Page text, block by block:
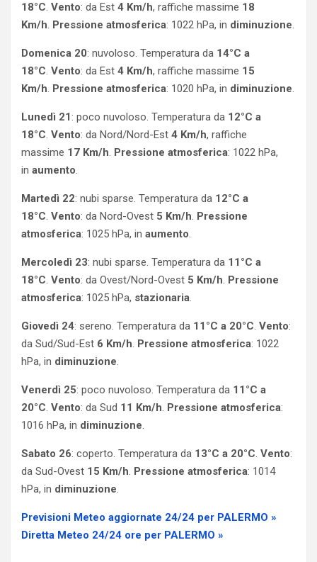
18°C. Vento: da Est 4 Km/h, raffiche massime 18
Km/h. Pressione atmosferica: 1022 hPa, in diminuzione.
Domenica 20: nuvoloso. Temperatura da 14°C a
18°C. Vento: da Est 4 Km/h, raffiche massime 15
Km/h. Pressione atmosferica: 1020 hPa, in diminuzione.
Lunedì 21: poco nuvoloso. Temperatura da 12°C a
18°C. Vento: da Nord/Nord-Est 4 Km/h, raffiche
massime 17 Km/h. Pressione atmosferica: 1022 hPa,
in aumento.
Martedì 22: nubi sparse. Temperatura da 12°C a
18°C. Vento: da Nord-Ovest 5 Km/h. Pressione
atmosferica: 1025 hPa, in aumento.
Mercoledì 23: nubi sparse. Temperatura da 11°C a
18°C. Vento: da Ovest/Nord-Ovest 5 Km/h. Pressione
atmosferica: 1025 hPa, stazionaria.
Giovedì 24: sereno. Temperatura da 11°C a 20°C. Vento:
da Sud/Sud-Est 6 Km/h. Pressione atmosferica: 1022
hPa, in diminuzione.
Venerdì 25: poco nuvoloso. Temperatura da 11°C a
20°C. Vento: da Sud 11 Km/h. Pressione atmosferica:
1016 hPa, in diminuzione.
Sabato 26: coperto. Temperatura da 13°C a 20°C. Vento:
da Sud-Ovest 15 Km/h. Pressione atmosferica: 1014
hPa, in diminuzione.
Previsioni Meteo aggiornate 24/24 per PALERMO »
Diretta Meteo 24/24 ore per PALERMO »